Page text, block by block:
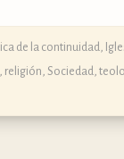
de la continuidad,
, religión, Sociedad,